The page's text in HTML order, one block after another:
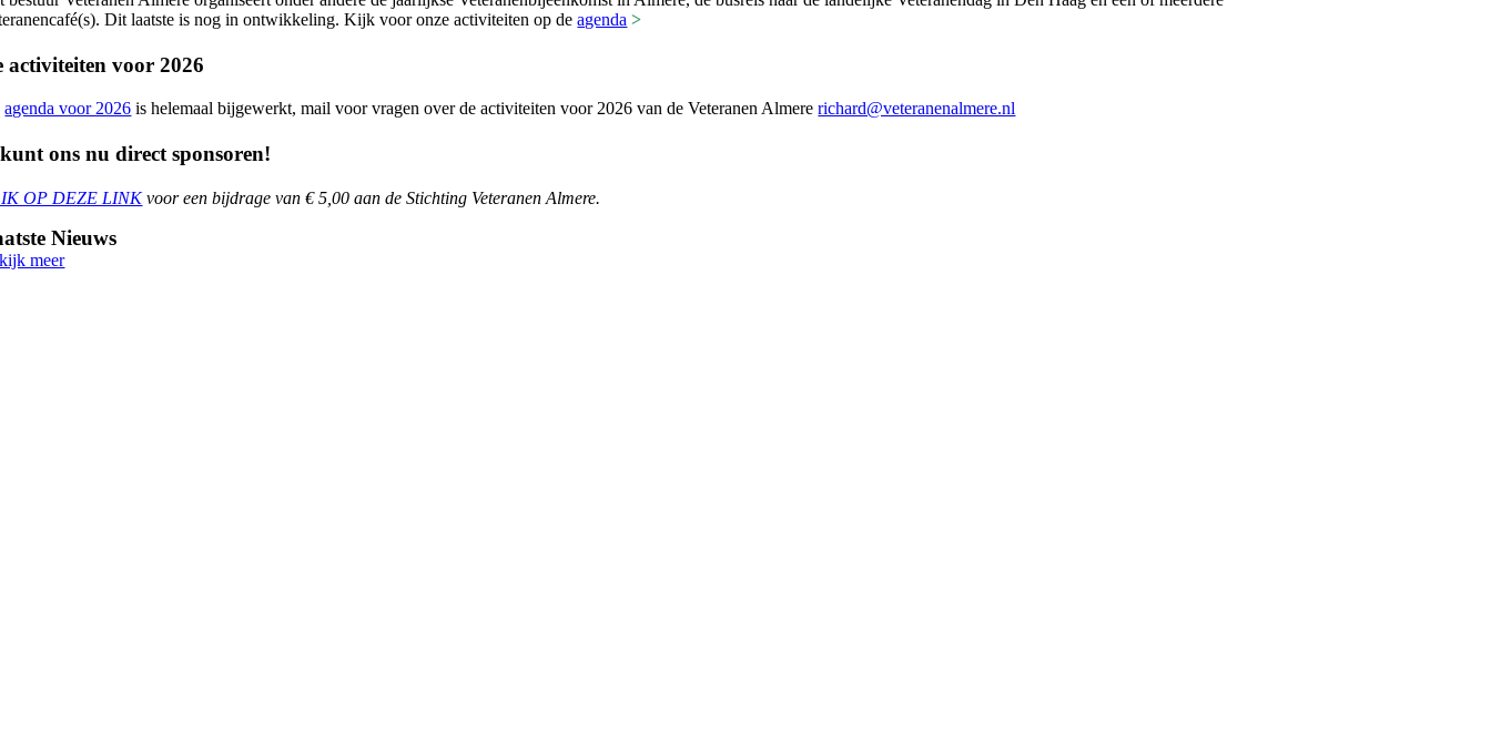
Dit laatste is nog in ontwikkeling. Kijk voor onze activiteiten op deagenda >
activiteiten voor 2026
agenda voor 2026 is helemaal bijgewerkt, mail voor vragen over de activiteiten voor 2026 van de Veteranen Almererichard@veteranenalmere.nl
ons nu direct sponsoren!
OP DEZE LINKvoor een bijdrage van € 5,00 aan de Stichting Veteranen Almere.
Nieuws
meer